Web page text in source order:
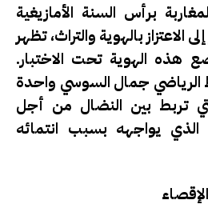
برأس السنة الأمازيغية
الاعتزاز بالهوية والتراث، تظهر
هذه الهوية تحت الاختبار.
جمال السوسي واحدة
تربط بين النضال من أجل
الذي يواجهه بسبب انتمائه